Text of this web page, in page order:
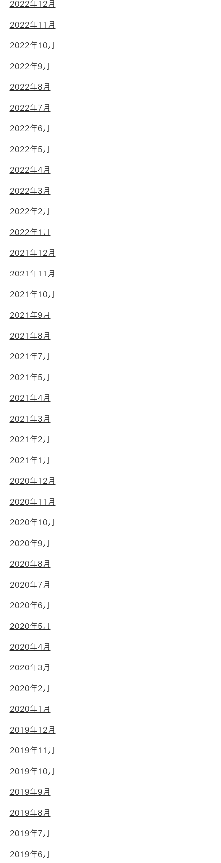
2022年12月
2022年11月
2022年10月
2022年9月
2022年8月
2022年7月
2022年6月
2022年5月
2022年4月
2022年3月
2022年2月
2022年1月
2021年12月
2021年11月
2021年10月
2021年9月
2021年8月
2021年7月
2021年5月
2021年4月
2021年3月
2021年2月
2021年1月
2020年12月
2020年11月
2020年10月
2020年9月
2020年8月
2020年7月
2020年6月
2020年5月
2020年4月
2020年3月
2020年2月
2020年1月
2019年12月
2019年11月
2019年10月
2019年9月
2019年8月
2019年7月
2019年6月